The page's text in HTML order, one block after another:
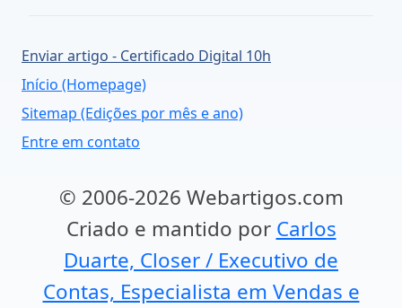
Enviar artigo - Certificado Digital 10h
Início (Homepage)
Sitemap (Edições por mês e ano)
Entre em contato
© 2006-2026 Webartigos.com
Criado e mantido por Carlos
Duarte, Closer / Executivo de
Contas, Especialista em Vendas e